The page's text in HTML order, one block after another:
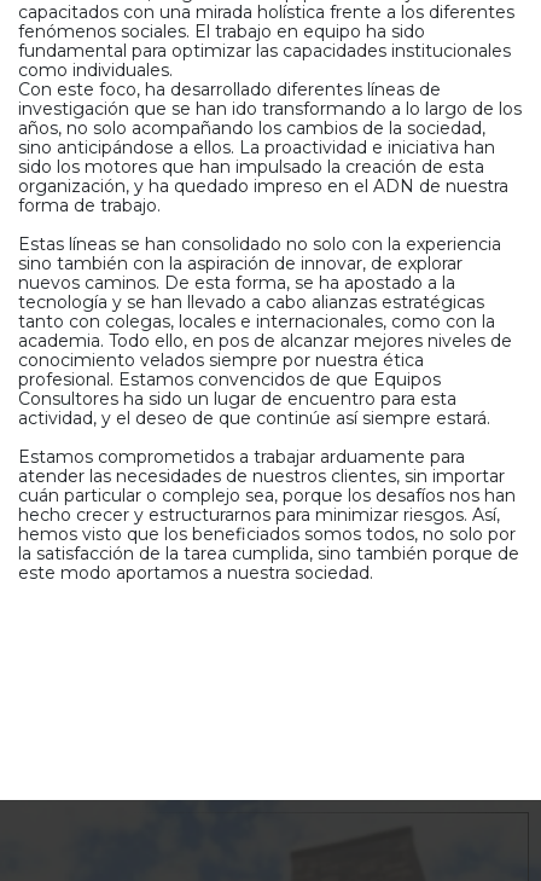
capacitados con una mirada holística frente a los diferentes
fenómenos sociales. El trabajo en equipo ha sido
fundamental para optimizar las capacidades institucionales
como individuales.
Con este foco, ha desarrollado diferentes líneas de
investigación que se han ido transformando a lo largo de los
años, no solo acompañando los cambios de la sociedad,
sino anticipándose a ellos. La proactividad e iniciativa han
sido los motores que han impulsado la creación de esta
organización, y ha quedado impreso en el ADN de nuestra
forma de trabajo.
Estas líneas se han consolidado no solo con la experiencia
sino también con la aspiración de innovar, de explorar
nuevos caminos. De esta forma, se ha apostado a la
tecnología y se han llevado a cabo alianzas estratégicas
tanto con colegas, locales e internacionales, como con la
academia. Todo ello, en pos de alcanzar mejores niveles de
conocimiento velados siempre por nuestra ética
profesional. Estamos convencidos de que Equipos
Consultores ha sido un lugar de encuentro para esta
actividad, y el deseo de que continúe así siempre estará.
Estamos comprometidos a trabajar arduamente para
atender las necesidades de nuestros clientes, sin importar
cuán particular o complejo sea, porque los desafíos nos han
hecho crecer y estructurarnos para minimizar riesgos. Así,
hemos visto que los beneficiados somos todos, no solo por
la satisfacción de la tarea cumplida, sino también porque de
este modo aportamos a nuestra sociedad.